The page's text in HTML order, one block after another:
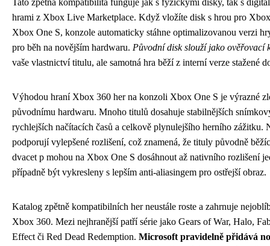
Tato zpětná kompatibilita funguje jak s fyzickými disky, tak s
hrami z Xbox Live Marketplace. Když vložíte disk s hrou pro
Xbox One S, konzole automaticky stáhne optimalizovanou verzi
pro běh na novějším hardwaru. Původní disk slouží jako ověřovací
vaše vlastnictví titulu, ale samotná hra běží z interní verze stažené
Výhodou hraní Xbox 360 her na konzoli Xbox One S je výrazné
původnímu hardwaru. Mnoho titulů dosahuje stabilnějších
rychlejších načítacích časů a celkově plynulejšího herního zážitku.
podporují vylepšené rozlišení, což znamená, že tituly původně
dvacet p mohou na Xbox One S dosáhnout až nativního rozlišení
případně být vykresleny s lepším anti-aliasingem pro ostřejší obraz.
Katalog zpětně kompatibilních her neustále roste a zahrnuje
Xbox 360. Mezi nejhranější patří série jako Gears of War, Halo,
Effect či Red Dead Redemption. Microsoft pravidelně přidává